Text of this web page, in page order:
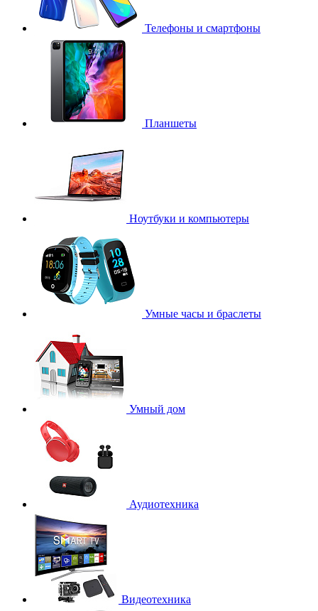
Телефоны и смартфоны
Планшеты
Ноутбуки и компьютеры
Умные часы и браслеты
Умный дом
Аудиотехника
Видеотехника